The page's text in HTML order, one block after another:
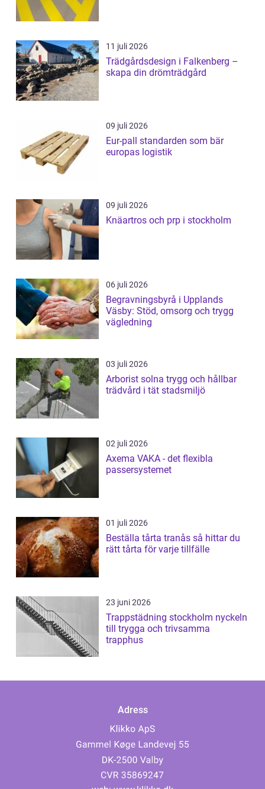
11 juli 2026
Trädgårdsdesign i Falkenberg –
skapa din drömträdgård
09 juli 2026
Eur-pall standarden som bär
europas logistik
09 juli 2026
Knäartros och prp i stockholm
06 juli 2026
Begravningsbyrå i Upplands
Väsby: Stöd, omsorg och trygg
vägledning
03 juli 2026
Arborist solna trygg och hållbar
trädvård i tät stadsmiljö
02 juli 2026
Axema VAKA - det flexibla
passersystemet
01 juli 2026
Beställa tårta tranås så hittar du
rätt tårta för varje tillfälle
23 juni 2026
Trappstädning stockholm nyckeln
till trygga och trivsamma
trapphus
Adress